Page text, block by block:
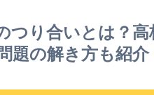
つり合いとは？
題の解き方も紹介